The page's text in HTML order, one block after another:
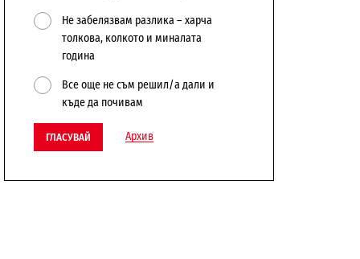
Не забелязвам разлика – харча
толкова, колкото и миналата
година
Все още не съм решил/а дали и
къде да почивам
ГЛАСУВАЙ Архив